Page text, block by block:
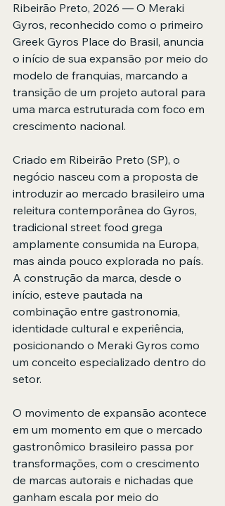
Ribeirão Preto, 2026 — O Meraki
Gyros, reconhecido como o primeiro
Greek Gyros Place do Brasil, anuncia
o início de sua expansão por meio do
modelo de franquias, marcando a
transição de um projeto autoral para
uma marca estruturada com foco em
crescimento nacional.
Criado em Ribeirão Preto (SP), o
negócio nasceu com a proposta de
introduzir ao mercado brasileiro uma
releitura contemporânea do Gyros,
tradicional street food grega
amplamente consumida na Europa,
mas ainda pouco explorada no país.
A construção da marca, desde o
início, esteve pautada na
combinação entre gastronomia,
identidade cultural e experiência,
posicionando o Meraki Gyros como
um conceito especializado dentro do
setor.
O movimento de expansão acontece
em um momento em que o mercado
gastronômico brasileiro passa por
transformações, com o crescimento
de marcas autorais e nichadas que
ganham escala por meio do